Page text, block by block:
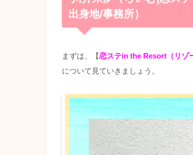
出身地/事務所）
まずは、【恋ステin the Resort（リゾ
について見ていきましょう。